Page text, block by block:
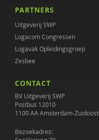
Gerard Franssen
Paul van Geert
Irene Geerts
Kim Geurtjens
Luc Goossens
PARTNERS
Uitgeverij SWP
Logacom Congressen
Logavak Opleidingsgroep
Zesbee
CONTACT
BV Uitgeverij SWP
Postbus 12010
1100 AA Amsterdam-Zuidoost
Bezoekadres: